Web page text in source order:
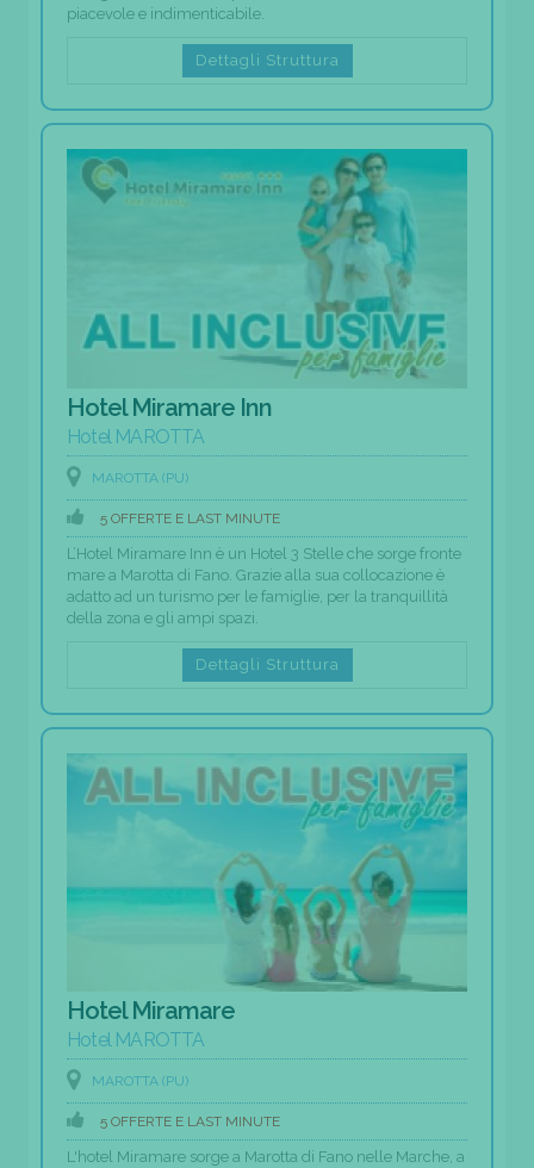
piacevole e indimenticabile.
Dettagli Struttura
Hotel Miramare Inn
Hotel MAROTTA
MAROTTA (PU)
5 OFFERTE E LAST MINUTE
L’Hotel Miramare Inn è un Hotel 3 Stelle che sorge fronte
mare a Marotta di Fano. Grazie alla sua collocazione è
adatto ad un turismo per le famiglie, per la tranquillità
della zona e gli ampi spazi.
Dettagli Struttura
Hotel Miramare
Hotel MAROTTA
MAROTTA (PU)
5 OFFERTE E LAST MINUTE
L'hotel Miramare sorge a Marotta di Fano nelle Marche, a